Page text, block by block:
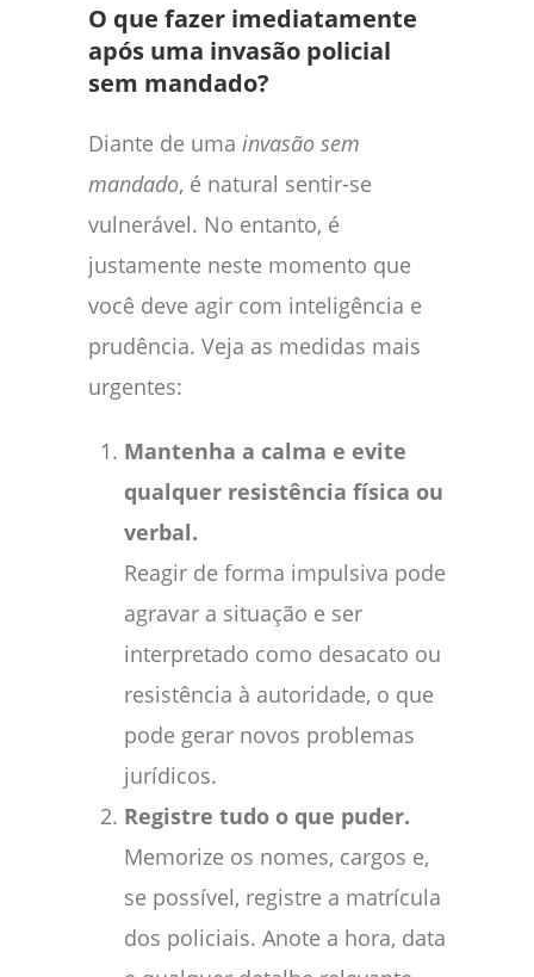
O que fazer imediatamente
após uma invasão policial
sem mandado?
Diante de uma invasão sem
mandado, é natural sentir-se
vulnerável. No entanto, é
justamente neste momento que
você deve agir com inteligência e
prudência. Veja as medidas mais
urgentes:
Mantenha a calma e evite
qualquer resistência física ou
verbal.
Reagir de forma impulsiva pode
agravar a situação e ser
interpretado como desacato ou
resistência à autoridade, o que
pode gerar novos problemas
jurídicos.
Registre tudo o que puder.
Memorize os nomes, cargos e,
se possível, registre a matrícula
dos policiais. Anote a hora, data